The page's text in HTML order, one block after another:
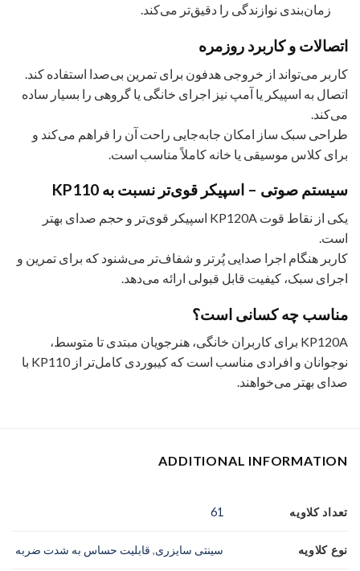
زمان‌بندی نوازندگی را دقیق‌تر می‌کند.
اتصالات و کاربرد روزمره
کاربر می‌تواند از خروجی هدفون برای تمرین بی‌صدا استفاده کند.
اتصال به اسپیکر یا آمپ نیز اجرای خانگی یا گروهی را بسیار ساده
می‌کند.
طراحی سبک ساز امکان جابه‌جایی راحت آن را فراهم می‌کند و
برای کلاس موسیقی یا خانه کاملاً مناسب است.
سیستم صوتی – اسپیکر قوی‌تر نسبت به KP110
یکی از نقاط قوت KP120A اسپیکر قوی‌تر و حجم صدای بهتر
است.
کاربر هنگام اجرا صدایی پُرتر و شفاف‌تر می‌شنود که برای تمرین و
اجرای سبک، کیفیت قابل قبولی ارائه می‌دهد.
مناسب چه کسانی است؟
KP120A برای کاربران خانگی، هنرجویان مبتدی تا متوسط،
نوجوانان و افرادی مناسب است که کیبوردی کامل‌تر از KP110 با
صدای بهتر می‌خواهند.
ADDITIONAL INFORMATION
تعداد کلاویه 61
نوع کلاویه سینتی سایزری, قابلیت حساس به شدت ضربه